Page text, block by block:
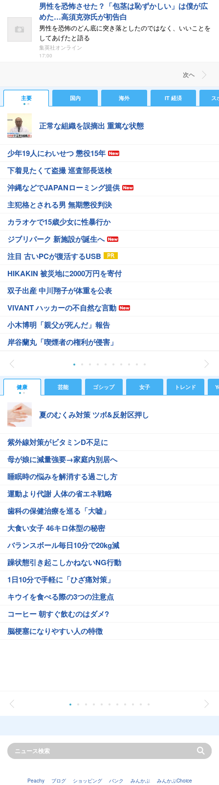
男性を恐怖させた？「包茎は恥ずかしい」は僕が広
めた…高須克弥氏が初告白
男性を恐怖のどん底に突き落としたのではなく、いいことを
してあげたと語る
集英社オンライン
17:00
次ヘ
主要 国内 海外 IT 経済 ス
正常な組織を誤摘出 重篤な状態
少年19人にわいせつ 懲役15年
下着見たくて盗撮 巡査部長送検
沖縄などでJAPANローミング提供
主犯格とされる男 無期懲役判決
カラオケで15歳少女に性暴行か
ジブリパーク 新施設が誕生へ
注目 古いPCが復活するUSB
HIKAKIN 被災地に2000万円を寄付
双子出産 中川翔子が体重を公表
VIVANT ハッカーの不自然な言動
小木博明「親父が死んだ」報告
岸谷蘭丸「喫煙者の権利が侵害」
健康 芸能 ゴシップ 女子 トレンド
夏のむくみ対策 ツボ&反射区押し
紫外線対策がビタミンD不足に
母が娘に減量強要→家庭内別居へ
睡眠時の悩みを解消する過ごし方
運動より代謝 人体の省エネ戦略
歯科の保健治療を巡る「大嘘」
大食い女子 46キロ体型の秘密
バランスボール毎日10分で20kg減
躁状態引き起こしかねないNG行動
1日10分で手軽に「ひざ痛対策」
キウイを食べる際の3つの注意点
コーヒー 朝すぐ飲むのはダメ?
脳梗塞になりやすい人の特徴
Peachy ブログ ショッピング バンク みんかぶ みんかぶChoice